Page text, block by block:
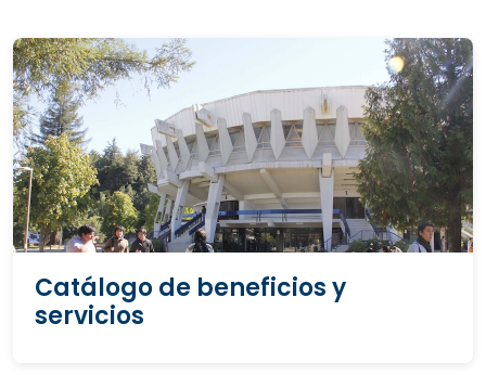
Catálogo de beneficios y
servicios